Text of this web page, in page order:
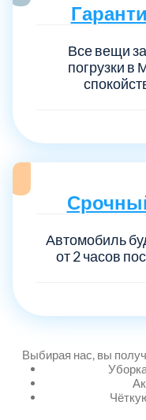
Все вещи
погрузки в
Автомобиль
от 2 часов
Выбирая нас, вы
Балашиха
Воскресенский